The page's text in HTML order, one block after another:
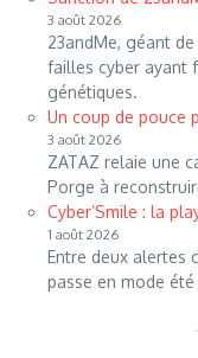
3 août 2026
23andMe, géant
failles cyber ayant
génétiques.
Un coup de pouce
3 août 2026
ZATAZ relaie une
Porge à
Cyber’Smile : la
1 août 2026
Entre deux alertes
passe en mode